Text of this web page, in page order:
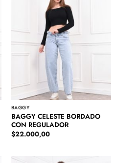
BAGGY
BAGGY CELESTE BORDADO
CON REGULADOR
$22.000,00